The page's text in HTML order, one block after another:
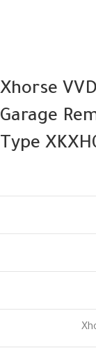
Xhorse
Garage
Type